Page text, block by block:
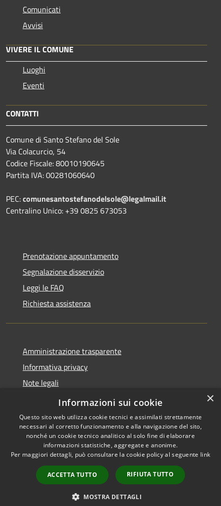
Comunicati
Avvisi
VIVERE IL COMUNE
Luoghi
Eventi
CONTATTI
Comune di Santo Stefano del Sole
Via Colacurcio, 54
Codice Fiscale: 80010190645
Partita IVA: 00281060640
PEC:comunesantostefanodelsole@legalmail.it
Centralino Unico: +39 0825 673053
Prenotazione appuntamento
Segnalazione disservizio
Leggi le FAQ
Richiesta assistenza
Amministrazione trasparente
Informativa privacy
Note legali
Dichiarazione di accessibilità
Accessibilità
Copyright © 2026 • Comune di
Santo Stefano del Sole •
Powered byMunicipium
Accesso redazione
×
Informazioni sui cookie
Questo sito web utilizza cookie tecnici e assimilati strettamente
necessari al corretto funzionamento e alla navigazione del sito,
nonché un cookie tecnico analitico al solo fine di elaborare
informazioni statistiche, aggregate e anonime.
Per maggiori dettagli, può consultare la cookie policy al seguente link
ACCETTA TUTTO RIFIUTA TUTTO
MOSTRA DETTAGLI